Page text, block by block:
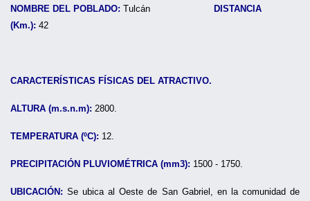
NOMBRE DEL POBLADO: Tulcán
DISTANCIA
(Km.): 42
CARACTERÍSTICAS FÍSICAS DEL ATRACTIVO.
ALTURA (m.s.n.m): 2800.
TEMPERATURA (ºC): 12.
PRECIPITACIÓN PLUVIOMÉTRICA (mm3): 1500 - 1750.
UBICACIÓN: Se ubica al Oeste de San Gabriel, en la comunidad de